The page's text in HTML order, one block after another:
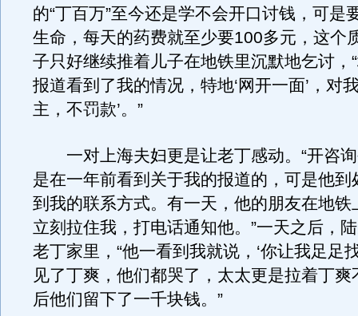
的“丁百万”至今还是学不会开口讨钱，可是
生命，每天的药费就至少要100多元，这个
子只好继续推着儿子在地铁里沉默地乞讨，
报道看到了我的情况，特地‘网开一面’，对
主，不罚款’。”
一对上海夫妇更是让老丁感动。“开咨询
是在一年前看到关于我的报道的，可是他到
到我的联系方式。有一天，他的朋友在地铁
立刻拉住我，打电话通知他。”一天之后，
老丁家里，“他一看到我就说，‘你让我足足
见了丁爽，他们都哭了，太太更是拉着丁爽
后他们留下了一千块钱。”